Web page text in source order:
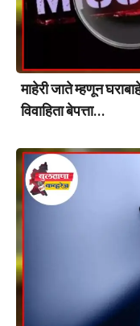
माहेरी जाते म्हणून
विवाहिता बेपत्ता…